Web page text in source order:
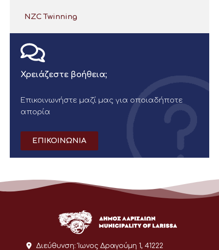
NZC Twinning
Χρειάζεστε βοήθεια;
Επικοινωνήστε μαζί μας για οποιαδήποτε
απορία
ΕΠΙΚΟΙΝΩΝΙΑ
Διεύθυνση: Ίωνος Δραγούμη 1, 41222